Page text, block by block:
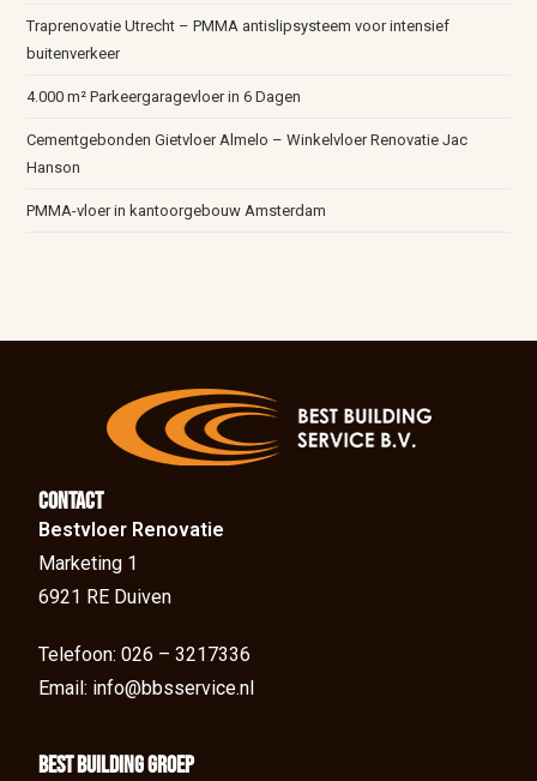
Traprenovatie Utrecht – PMMA antislipsysteem voor intensief
buitenverkeer
4.000 m² Parkeergaragevloer in 6 Dagen
Cementgebonden Gietvloer Almelo – Winkelvloer Renovatie Jac
Hanson
PMMA-vloer in kantoorgebouw Amsterdam
Contact
Bestvloer Renovatie
Marketing 1
6921 RE Duiven
Telefoon: 026 – 3217336
Email: info@bbsservice.nl
BEst Building groep